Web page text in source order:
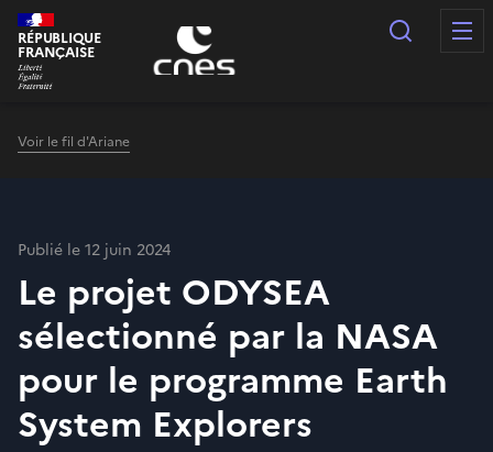
Panneau de gestion des cookies
RÉPUBLIQUE
FRANÇAISE
Voir le fil d'Ariane
Publié le 12 juin 2024
Le projet ODYSEA
sélectionné par la NASA
pour le programme Earth
System Explorers